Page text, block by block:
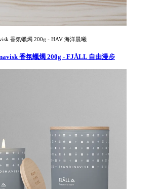
香氛蠟燭 200g - HAV 海洋晨曦
香氛蠟燭 200g - FJÅLL 自由漫步